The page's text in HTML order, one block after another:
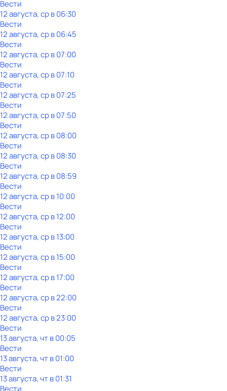
Вести
12 августа, ср в 06:30
Вести
12 августа, ср в 06:45
Вести
12 августа, ср в 07:00
Вести
12 августа, ср в 07:10
Вести
12 августа, ср в 07:25
Вести
12 августа, ср в 07:50
Вести
12 августа, ср в 08:00
Вести
12 августа, ср в 08:30
Вести
12 августа, ср в 08:59
Вести
12 августа, ср в 10:00
Вести
12 августа, ср в 12:00
Вести
12 августа, ср в 13:00
Вести
12 августа, ср в 15:00
Вести
12 августа, ср в 17:00
Вести
12 августа, ср в 22:00
Вести
12 августа, ср в 23:00
Вести
13 августа, чт в 00:05
Вести
13 августа, чт в 01:00
Вести
13 августа, чт в 01:31
Вести